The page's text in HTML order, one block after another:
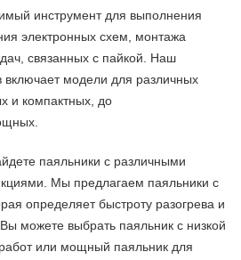
инструмент для выполнения
электронных схем, монтажа
связанных с пайкой. Наш
включает модели для различных
и компактных, до
паяльники с различными
Мы предлагаем паяльники с
определяет быстроту разогрева и
можете выбрать паяльник с низкой
или мощный паяльник для